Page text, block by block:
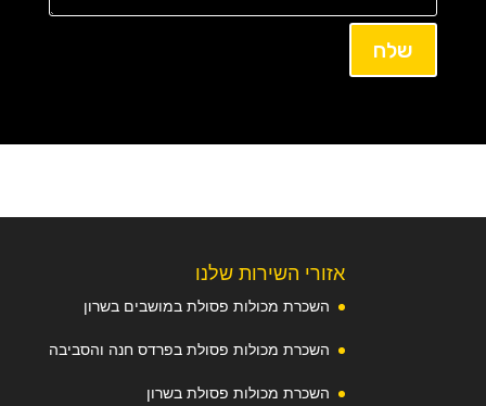
שלח
אזורי השירות שלנו
השכרת מכולות פסולת במושבים בשרון
השכרת מכולות פסולת בפרדס חנה והסביבה
השכרת מכולות פסולת בשרון